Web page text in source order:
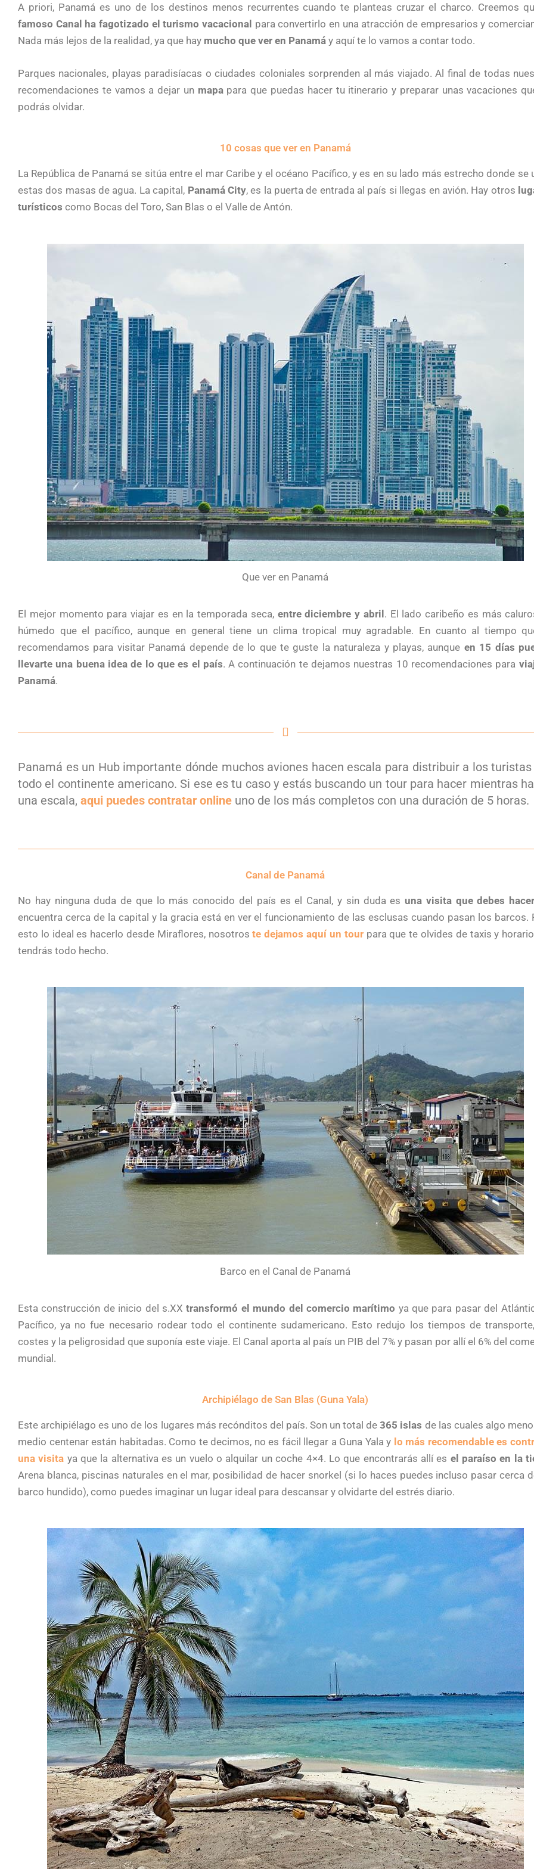
A priori, Panamá es uno de los destinos menos recurrentes cuando te planteas cruzar el charco. Creemos
famoso Canal ha fagotizado el turismo vacacional para convertirlo en una atracción de empresarios y
Nada más lejos de la realidad, ya que hay mucho que ver en Panamá y aquí te lo vamos a contar todo.
Parques nacionales, playas paradisíacas o ciudades coloniales sorprenden al más viajado. Al final de todas
recomendaciones te vamos a dejar un mapapara que puedas hacer tu itinerario y preparar unas vacaciones
podrás olvidar.
10 cosas que ver en Panamá
La República de Panamá se sitúa entre el mar Caribe y el océano Pacífico, y es en su lado más estrecho donde se
estas dos masas de agua. La capital, Panamá City, es la puerta de entrada al país si llegas en avión. Hay otros
turísticos como Bocas del Toro, San Blas o el Valle de Antón.
Que ver en Panamá
El mejor momento para viajar es en la temporada seca, entre diciembre y abril . El lado caribeño es más
húmedo que el pacífico, aunque en general tiene un clima tropical muy agradable. En cuanto al tiempo
recomendamos para visitar Panamá depende de lo que te guste la naturaleza y playas, aunque en 15 días
llevarte una buena idea de lo que es el país. A continuación te dejamos nuestras 10 recomendaciones para
Panamá.
Panamá es un Hub importante dónde muchos aviones hacen escala para distribuir a los
todo el continente americano. Si ese es tu caso y estás buscando un tour para hacer mientras
una escala, aqui puedes contratar online uno de los más completos con una duración de 5 horas.
Canal de Panamá
No hay ninguna duda de que lo más conocido del país es el Canal, y sin duda es una visita que debes hacer
encuentra cerca de la capital y la gracia está en ver el funcionamiento de las esclusas cuando pasan los barcos.
esto lo ideal es hacerlo desde Miraflores, nosotroste dejamos aquí un tourpara que te olvides de taxis y
tendrás todo hecho.
Barco en el Canal de Panamá
Esta construcción de inicio del s.XXtransformó el mundo del comercio marítimo ya que para pasar del
Pacífico, ya no fue necesario rodear todo el continente sudamericano. Esto redujo los tiempos de
costes y la peligrosidad que suponía este viaje. El Canal aporta al país un PIB del 7% y pasan por allí el 6% del
mundial.
Archipiélago de San Blas (Guna Yala)
Este archipiélago es uno de los lugares más recónditos del país. Son un total de365 islas de las cuales algo
medio centenar están habitadas. Como te decimos, no es fácil llegar a Guna Yala y lo más recomendable es
una visita ya que la alternativa es un vuelo o alquilar un coche 4×4. Lo que encontrarás allí es el paraíso en la
Arena blanca, piscinas naturales en el mar, posibilidad de hacer snorkel (si lo haces puedes incluso pasar cerca
barco hundido), como puedes imaginar un lugar ideal para descansar y olvidarte del estrés diario.